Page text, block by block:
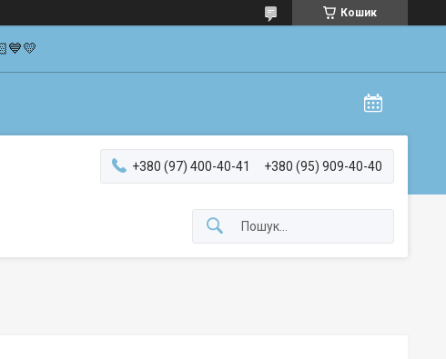
Кошик
+380 (97) 400-40-41 +380 (95) 909-40-40